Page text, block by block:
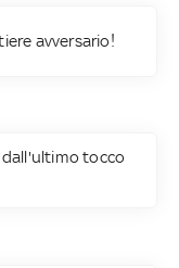
avversario!
tocco